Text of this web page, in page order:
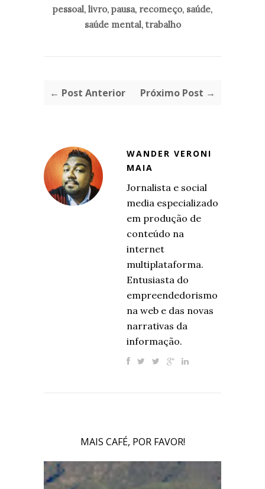
pessoal, livro, pausa, recomeço, saúde,
saúde mental, trabalho
← Post Anterior Próximo Post →
WANDER VERONI
MAIA
Jornalista e social
media especializado
em produção de
conteúdo na
internet
multiplataforma.
Entusiasta do
empreendedorismo
na web e das novas
narrativas da
informação.
MAIS CAFÉ, POR FAVOR!